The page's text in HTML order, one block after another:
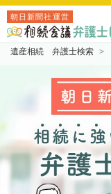
朝日新聞社運営
遺産相続 弁護士検索